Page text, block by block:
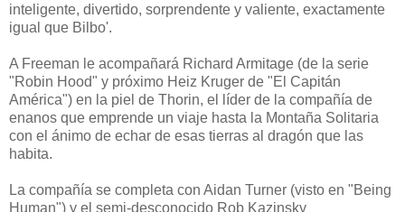
inteligente, divertido, sorprendente y valiente, exactamente
igual que Bilbo'.
A Freeman le acompañará Richard Armitage (de la serie
"Robin Hood" y próximo Heiz Kruger de "El Capitán
América") en la piel de Thorin, el líder de la compañía de
enanos que emprende un viaje hasta la Montaña Solitaria
con el ánimo de echar de esas tierras al dragón que las
habita.
La compañía se completa con Aidan Turner (visto en "Being
Human") y el semi-desconocido Rob Kazinsky